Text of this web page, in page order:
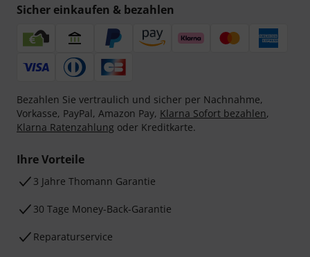
Sicher einkaufen & bezahlen
Bezahlen Sie vertraulich und sicher per Nachnahme,
Vorkasse, PayPal, Amazon Pay, Klarna Sofort bezahlen,
Klarna Ratenzahlung oder Kreditkarte.
Ihre Vorteile
3 Jahre Thomann Garantie
30 Tage Money-Back-Garantie
Reparaturservice